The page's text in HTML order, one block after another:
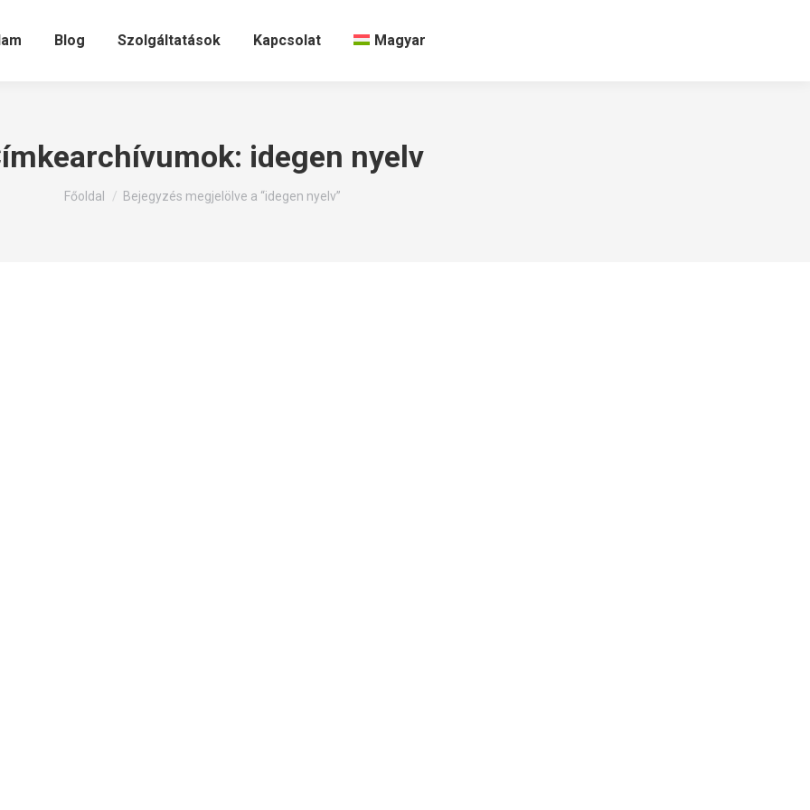
Blog Szolgáltatások Kapcsolat Magyar
idegen nyelv
Itt állsz:
Főoldal Bejegyzés megjelölve a “idegen nyelv”